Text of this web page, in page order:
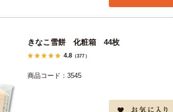
きなこ雪餅 化粧箱 44枚
4.8（377）
商品コード：3545